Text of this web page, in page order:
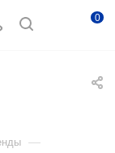
0
—